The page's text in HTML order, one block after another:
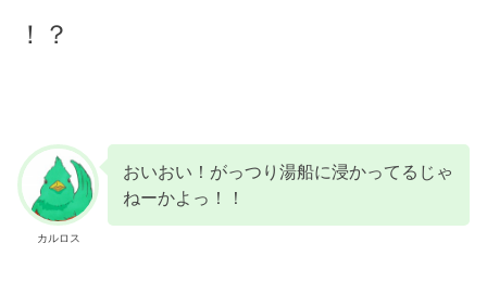
！？
カルロス
おいおい！がっつり湯船に浸かってるじゃ
ねーかよっ！！